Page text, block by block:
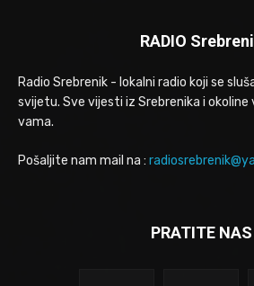
RADIO
Radio Srebrenik - lokalni radio koji se
svijetu. Sve vijesti iz Srebrenika i okoline
vama.
Pošaljite nam mail na :
PRATITE NAS